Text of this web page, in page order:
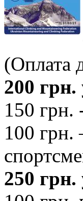
(Оплата
200 грн.
150 грн.
100 грн.
250